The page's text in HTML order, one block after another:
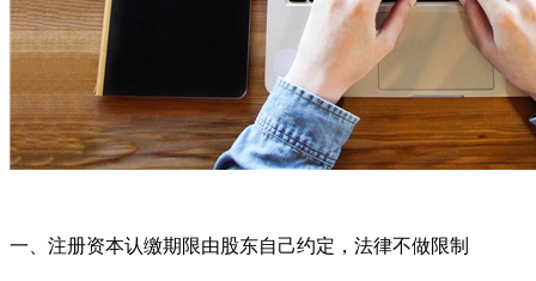
一、注册资本认缴期限由股东自己约定，法律不做限制